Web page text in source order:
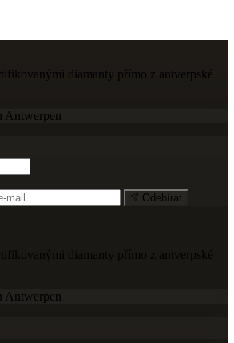
diamanty přímo z antverpské
Antwerpen
Odebírat
diamanty přímo z antverpské
Antwerpen